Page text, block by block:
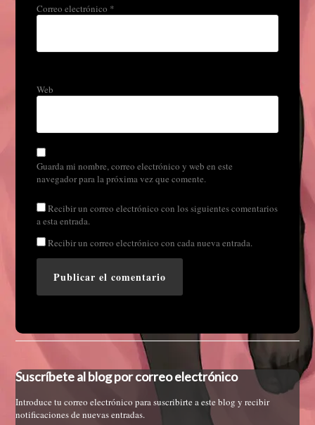
Correo electrónico *
Web
Guarda mi nombre, correo electrónico y web en este
navegador para la próxima vez que comente.
Recibir un correo electrónico con los siguientes comentarios
a esta entrada.
Recibir un correo electrónico con cada nueva entrada.
Suscríbete al blog por correo electrónico
Introduce tu correo electrónico para suscribirte a este blog y recibir
notificaciones de nuevas entradas.